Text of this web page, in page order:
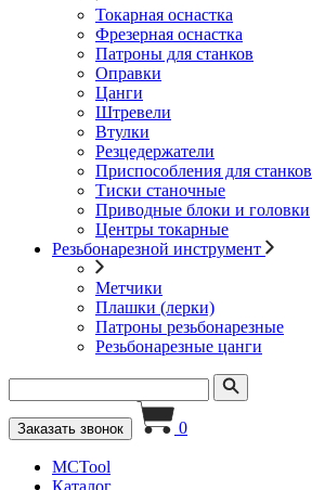
Токарная оснастка
Фрезерная оснастка
Патроны для станков
Оправки
Цанги
Штревели
Втулки
Резцедержатели
Приспособления для станков
Тиски станочные
Приводные блоки и головки
Центры токарные
Резьбонарезной инструмент
Метчики
Плашки (лерки)
Патроны резьбонарезные
Резьбонарезные цанги
Заказать звонок 0
MCTool
Каталог